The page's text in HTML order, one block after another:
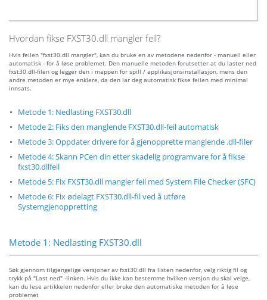
Hvordan fikse FXST30.dll mangler feil?
Hvis feilen "fxst30.dll mangler", kan du bruke en av metodene nedenfor - manuell eller
automatisk - for å løse problemet. Den manuelle metoden forutsetter at du laster ned
fxst30.dll-filen og legger den i mappen for spill / applikasjonsinstallasjon, mens den
andre metoden er mye enklere, da den lar deg automatisk fikse feilen med minimal
innsats.
Metode 1: Nedlasting FXST30.dll
Metode 2: Fiks den manglende FXST30.dll-feil automatisk
Metode 3: Oppdater drivere for å gjenopprette manglende .dll-filer
Metode 4: Skann PCen din etter skadelig programvare for å fikse
fxst30.dllfeil
Metode 5: Fix FXST30.dll mangler feil med System File Checker (SFC)
Metode 6: Fix ødelagt FXST30.dll-fil ved å utføre
Systemgjenoppretting
Metode 1: Nedlasting FXST30.dll
Søk gjennom tilgjengelige versjoner av fxst30.dll fra listen nedenfor, velg riktig fil og
trykk på "Last ned" -linken. Hvis du ikke kan bestemme hvilken versjon du skal velge,
kan du lese artikkelen nedenfor eller bruke den automatiske metoden for å løse
problemet